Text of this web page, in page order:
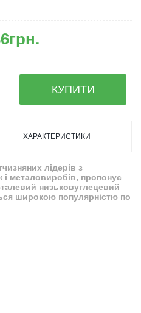
КУПИТИ
ХАРАКТЕРИСТИКИ
лідерів з
металовиробів, пропонує
низьковуглецевий
широкою популярністю по